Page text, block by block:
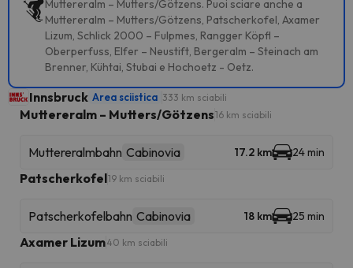
Muttereralm – Mutters/Götzens. Puoi sciare anche a
Muttereralm – Mutters/Götzens, Patscherkofel, Axamer
Lizum, Schlick 2000 – Fulpmes, Rangger Köpfl –
Oberperfuss, Elfer – Neustift, Bergeralm – Steinach am
Brenner, Kühtai, Stubai e Hochoetz - Oetz.
Innsbruck Area sciistica 333 km sciabili
Muttereralm – Mutters/Götzens16 km sciabili
Muttereralmbahn Cabinovia 17.2 km 24 min
Patscherkofel19 km sciabili
Patscherkofelbahn Cabinovia 18 km 25 min
Axamer Lizum40 km sciabili